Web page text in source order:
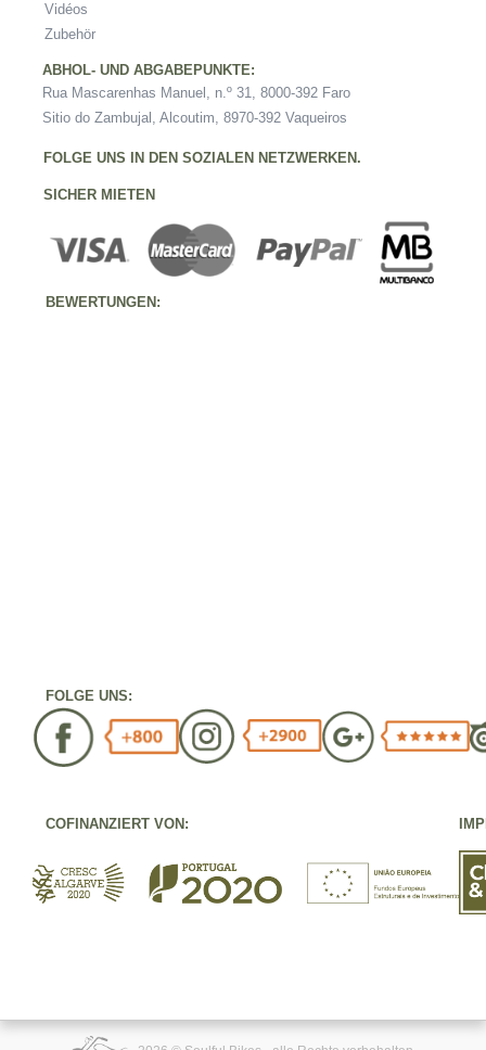
Vidéos
Zubehör
ABHOL- UND ABGABEPUNKTE:
Rua Mascarenhas Manuel, n.º 31, 8000-392 Faro
Sitio do Zambujal, Alcoutim, 8970-392 Vaqueiros
FOLGE UNS IN DEN SOZIALEN NETZWERKEN.
SICHER MIETEN
BEWERTUNGEN:
FOLGE UNS:
COFINANZIERT VON: